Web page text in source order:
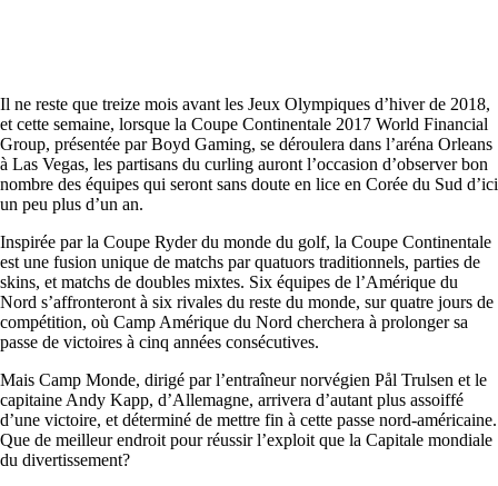
Il ne reste que treize mois avant les Jeux Olympiques d’hiver de 2018,
et cette semaine, lorsque la Coupe Continentale 2017 World Financial
Group, présentée par Boyd Gaming, se déroulera dans l’aréna Orleans
à Las Vegas, les partisans du curling auront l’occasion d’observer bon
nombre des équipes qui seront sans doute en lice en Corée du Sud d’ici
un peu plus d’un an.
Inspirée par la Coupe Ryder du monde du golf, la Coupe Continentale
est une fusion unique de matchs par quatuors traditionnels, parties de
skins, et matchs de doubles mixtes. Six équipes de l’Amérique du
Nord s’affronteront à six rivales du reste du monde, sur quatre jours de
compétition, où Camp Amérique du Nord cherchera à prolonger sa
passe de victoires à cinq années consécutives.
Mais Camp Monde, dirigé par l’entraîneur norvégien Pål Trulsen et le
capitaine Andy Kapp, d’Allemagne, arrivera d’autant plus assoiffé
d’une victoire, et déterminé de mettre fin à cette passe nord-américaine.
Que de meilleur endroit pour réussir l’exploit que la Capitale mondiale
du divertissement?